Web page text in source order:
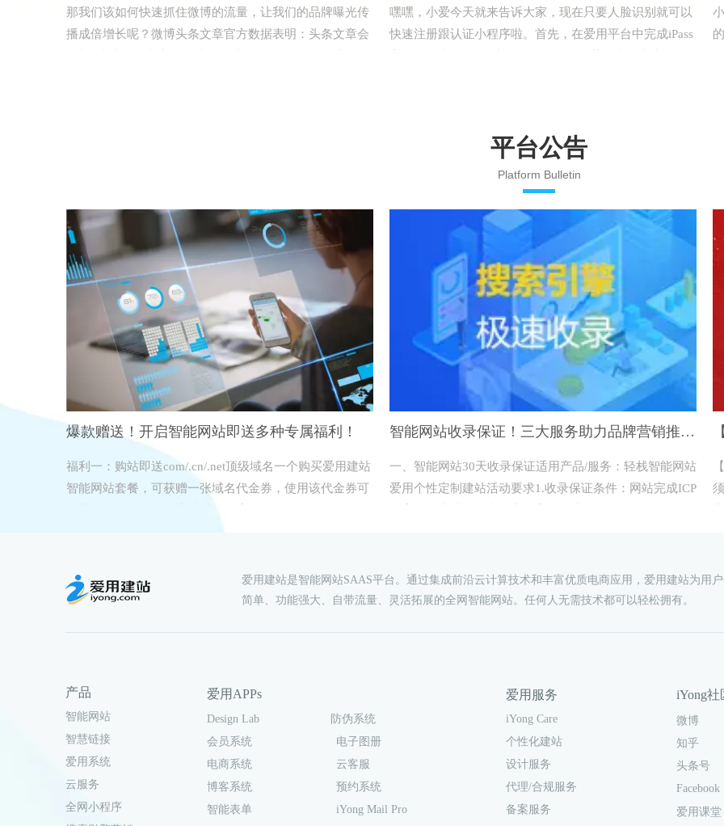
那我们该如何快速抓住微博的流量，让我们的品牌曝光传
播成倍增长呢？微博头条文章官方数据表明：头条文章会
嘿嘿，小爱今天就来告诉大家，现在只要人脸识别就可以
快速注册跟认证小程序啦。首先，在爱用平台中完成iPass
平台公告
Platform Bulletin
爆款赠送！开启智能网站即送多种专属福利！
福利一：购站即送com/.cn/.net顶级域名一个购买爱用建站
智能网站套餐，可获赠一张域名代金券，使用该代金券可
智能网站收录保证！三大服务助力品牌营销推广！
一、智能网站30天收录保证适用产品/服务：轻栈智能网站
爱用个性定制建站活动要求1.收录保证条件：网站完成ICP
爱用APPs
Design Lab
防伪系统
会员系统
电子图册
电商系统
云客服
博客系统
预约系统
智能表单
iYong Mail Pro
爱用服务
iYong Care
个性化建站
设计服务
代理/合规服务
备案服务
产品
智能网站
智慧链接
爱用系统
云服务
全网小程序
爱用建站是智能网站SAAS平台。通过集成前沿云计算技术和丰富优质电商应用，爱用建站为用
简单、功能强大、自带流量、灵活拓展的全网智能网站。任何人无需技术都可以轻松拥有。
iYong社
微博
知乎
头条号
Facebook
爱用课堂